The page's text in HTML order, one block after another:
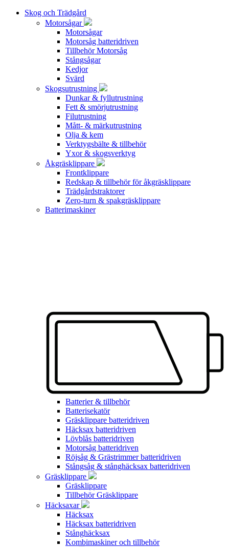
Skog och Trädgård
Motorsågar
Motorsågar
Motorsåg batteridriven
Tillbehör Motorsåg
Stångsågar
Kedjor
Svärd
Skogsutrustning
Dunkar & fyllutrustning
Fett & smörjutrustning
Filutrustning
Mått- & märkutrustning
Olja & kem
Verktygsbälte & tillbehör
Yxor & skogsverktyg
Åkgräsklippare
Frontklippare
Redskap & tillbehör för åkgräsklippare
Trädgårdstraktorer
Zero-turn & spakgräsklippare
Batterimaskiner
Batterier & tillbehör
Batterisekatör
Gräsklippare batteridriven
Häcksax batteridriven
Lövblås batteridriven
Motorsåg batteridriven
Röjsåg & Grästrimmer batteridriven
Stångsåg & stånghäcksax batteridriven
Gräsklippare
Gräsklippare
Tillbehör Gräsklippare
Häcksaxar
Häcksax
Häcksax batteridriven
Stånghäcksax
Kombimaskiner och tillbehör